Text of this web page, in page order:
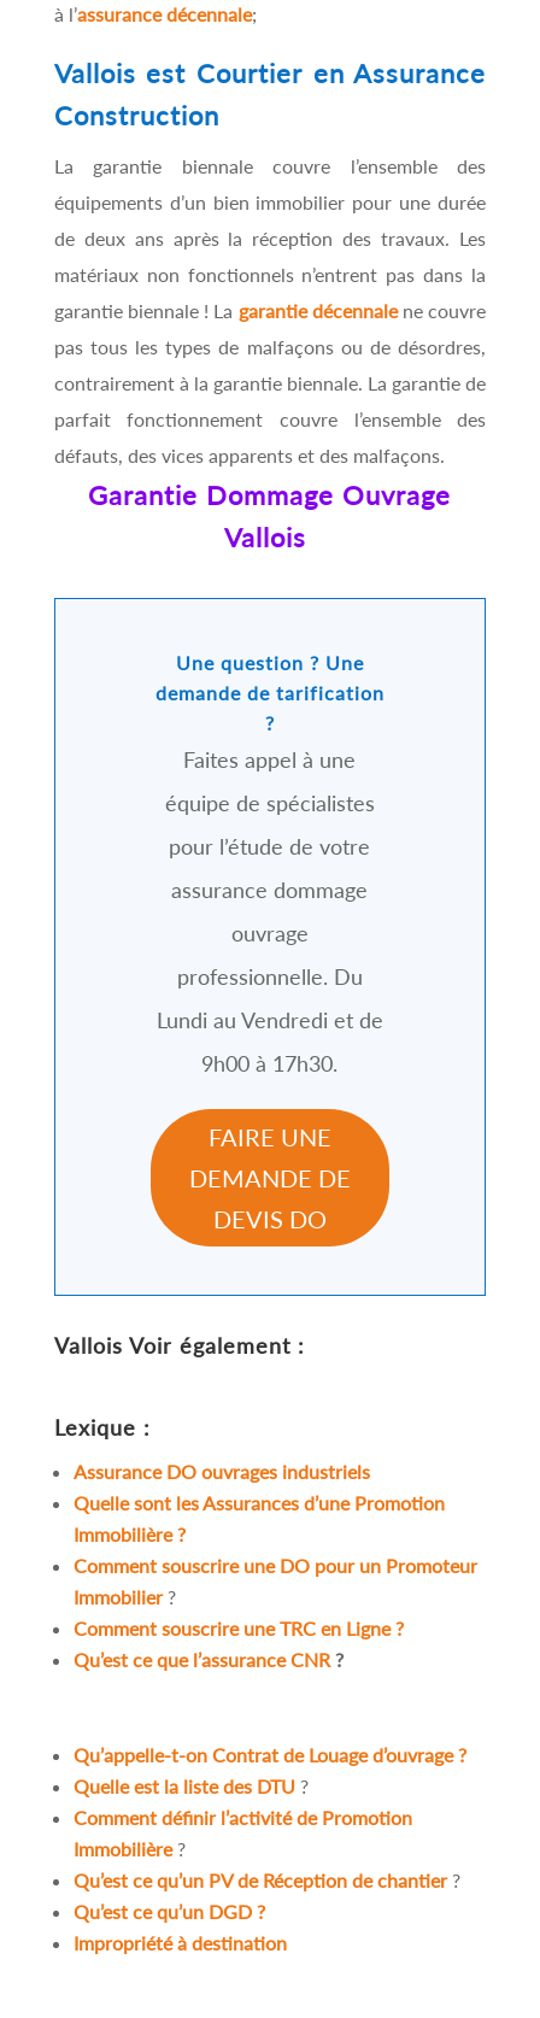
à l’assurance décennale;
Vallois est Courtier en Assurance
Construction
La garantie biennale couvre l’ensemble des
équipements d’un bien immobilier pour une durée
de deux ans après la réception des travaux. Les
matériaux non fonctionnels n’entrent pas dans la
garantie biennale ! La garantie décennalene couvre
pas tous les types de malfaçons ou de désordres,
contrairement à la garantie biennale. La garantie de
parfait fonctionnement couvre l’ensemble des
défauts, des vices apparents et des malfaçons.
Garantie Dommage Ouvrage
Vallois
Une question ? Une
demande de tarification
?
Faites appel à une
équipe de spécialistes
pour l’étude de votre
assurance dommage
ouvrage
professionnelle. Du
Lundi au Vendredi et de
9h00 à 17h30.
FAIRE UNE
DEMANDE DE
DEVIS DO
Vallois Voir également :
Lexique :
Assurance DO ouvrages industriels
Quelle sont les Assurances d’une Promotion
Immobilière ?
Comment souscrire une DO pour un Promoteur
Immobilier?
Comment souscrire une TRC en Ligne ?
Qu’est ce que l’assurance CNR?
Qu’appelle-t-on Contrat de Louage d’ouvrage ?
Quelle est la liste des DTU?
Comment définir l’activité de Promotion
Immobilière?
Qu’est ce qu’un PV de Réception de chantier?
Qu’est ce qu’un DGD ?
Impropriété à destination